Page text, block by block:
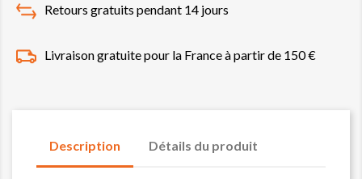
Retours gratuits pendant 14 jours
Livraison gratuite pour la France à partir de 150 €
Description Détails du produit